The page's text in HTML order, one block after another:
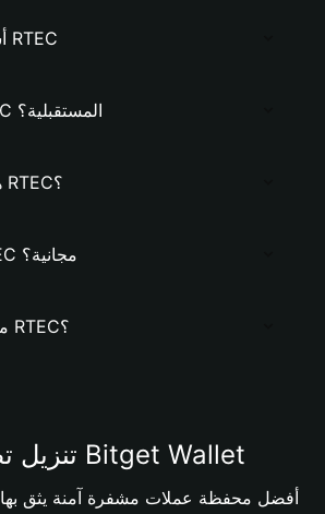
أسباب تميز عملة RTEC
ما إمكانات RTEC المستقبلية؟
هل سيرتفع سعر RTEC؟
هل محفظة RTEC مجانية؟
ما هي قيمة عملة RTEC؟
تنزيل تطبيق محفظة Bitget Wallet
أفضل محفظة عملات مشفرة آمنة يثق بها 40 مليون مستخدم